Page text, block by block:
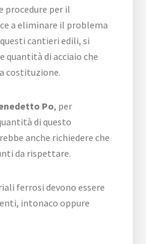
procedure per il
a eliminare il problema
cantieri edili, si
quantità di acciaio che
costituzione.
Po, per
di questo
anche richiedere che
da rispettare.
ferrosi devono essere
intonaco oppure